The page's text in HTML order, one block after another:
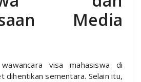
Media
visa mahasiswa di
dihentikan sementara. Selain itu,